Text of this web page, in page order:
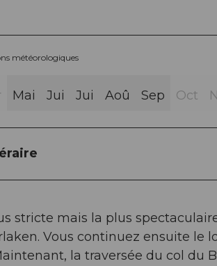
météorologiques
Mai Jui Jui Aoû Sep Oct
stricte mais la plus
Vous continuez ensuite le
la traversée du col du